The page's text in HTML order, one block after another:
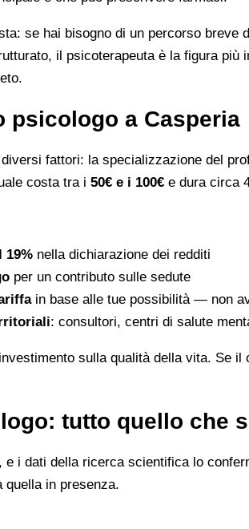
se hai bisogno di un percorso breve
il psicoterapeuta è la figura
psicologo a Casperia
fattori: la specializzazione del
costa tra i 50€ e i 100€ e dura circa
19% nella dichiarazione dei redditi
per un contributo sulle sedute
in base alle tue possibilità — non
: consultori, centri di salute
sulla qualità della vita. Se
tutto quello che
i dati della ricerca scientifica lo
quella in presenza.